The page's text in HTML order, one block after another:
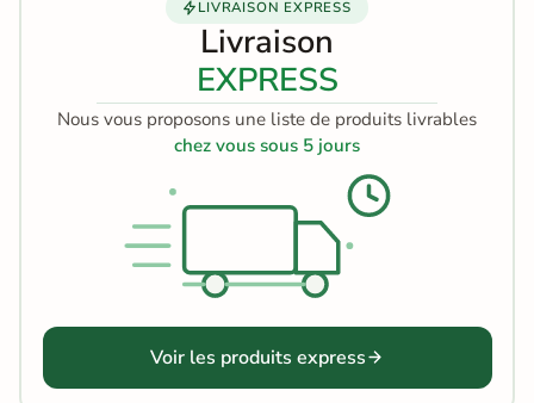
LIVRAISON EXPRESS
Livraison
EXPRESS
Nous vous proposons une liste de produits livrables
chez vous sous 5 jours
Voir les produits express